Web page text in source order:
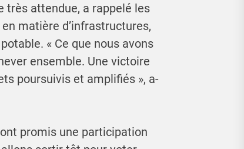
très attendue, a rappelé les
matière d’infrastructures,
« Ce que nous avons
ensemble. Une victoire
poursuivis et amplifiés », a-
promis une participation